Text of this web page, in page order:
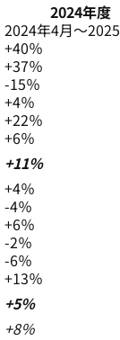
2024年度
2024年4月～
+40％
+37％
-15％
+4％
+22％
+6％
+11％
+4％
-4％
+6％
-2％
-6％
+13％
+5％
+8％